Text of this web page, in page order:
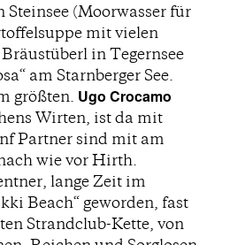
(Moorwasser für
mit vielen
in Tegernsee
am Starnberger See.
größten. Ugo Crocamo
Wirten, ist da mit
Partner sind mit am
wie vor Hirth.
lange Zeit im
Beach“ geworden, fast
Strandclub-Kette, von